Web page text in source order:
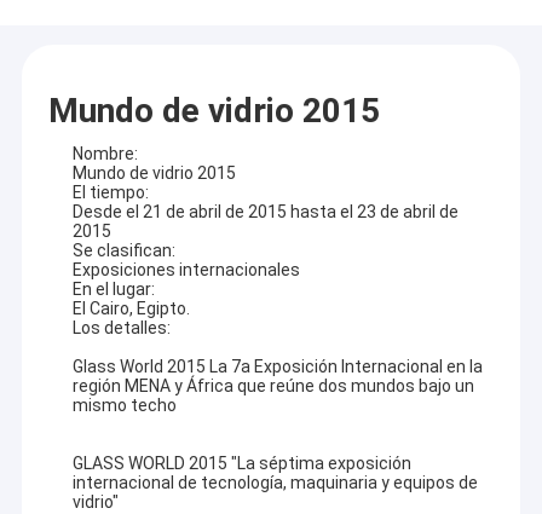
Mundo de vidrio 2015
Nombre:
Mundo de vidrio 2015
El tiempo:
Desde el 21 de abril de 2015 hasta el 23 de abril de
2015
Se clasifican:
Exposiciones internacionales
En el lugar:
El Cairo, Egipto.
Los detalles:
Glass World 2015 La 7a Exposición Internacional en la
región MENA y África que reúne dos mundos bajo un
mismo techo
GLASS WORLD 2015 "La séptima exposición
internacional de tecnología, maquinaria y equipos de
vidrio"